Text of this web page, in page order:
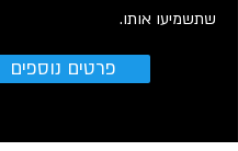
שתשמיעו אותו.
פרטים נוספים